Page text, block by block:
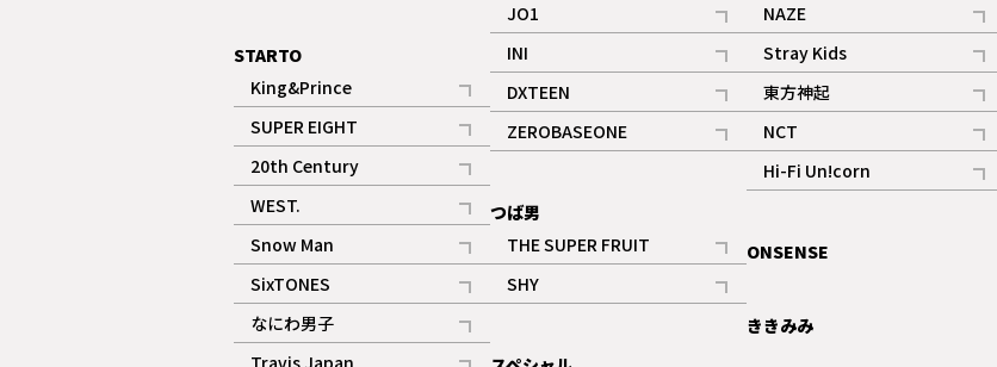
STARTO
King&Prince
記事
SUPER EIGHT
記事
20th Century
記事
WEST.
記事
Snow Man
記事
ギャラリー
SixTONES
記事
ギャラリー
なにわ男子
記事
JO1
記事
ギャラリー
INI
記事
ギャラリー
DXTEEN
記事
ギャラリー
ZEROBASEONE
記事
つば男
THE SUPER FRUIT
記事
ギャラリー
SHY
記事
NAZE
記事
Stray Kids
記事
東方神起
記事
NCT
記事
Hi-Fi Un!corn
記事
ONSENSE
ききみみ